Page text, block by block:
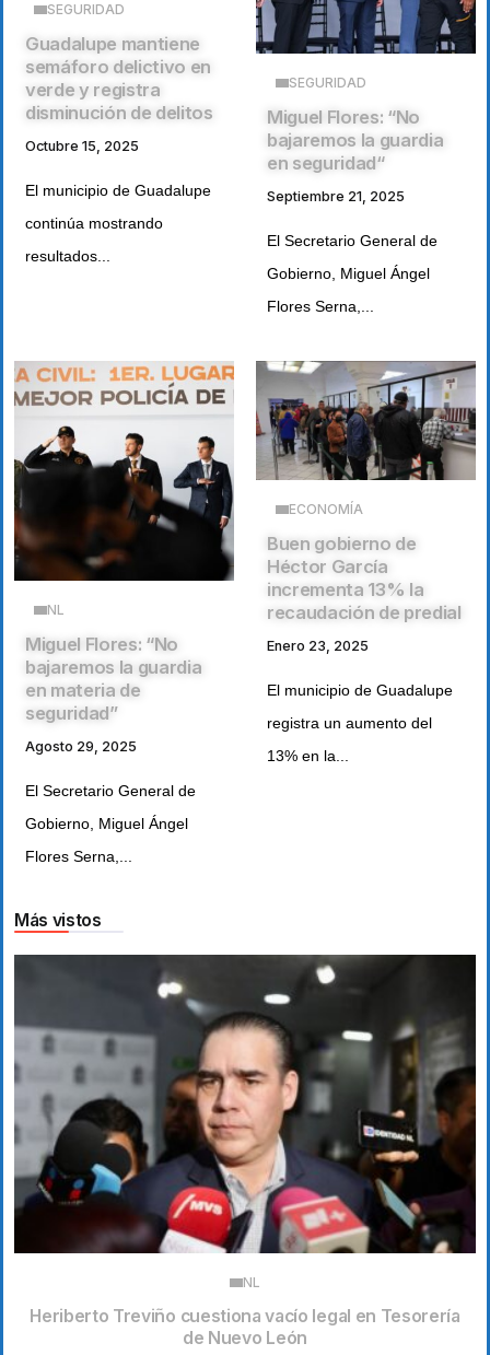
SEGURIDAD
Guadalupe mantiene
semáforo delictivo en
verde y registra
disminución de delitos
Octubre 15, 2025
El municipio de Guadalupe
continúa mostrando
resultados...
SEGURIDAD
Miguel Flores: “No
bajaremos la guardia
en seguridad“
Septiembre 21, 2025
El Secretario General de
Gobierno, Miguel Ángel
Flores Serna,...
NL
Miguel Flores: “No
bajaremos la guardia
en materia de
seguridad”
Agosto 29, 2025
El Secretario General de
Gobierno, Miguel Ángel
Flores Serna,...
ECONOMÍA
Buen gobierno de
Héctor García
incrementa 13% la
recaudación de predial
Enero 23, 2025
El municipio de Guadalupe
registra un aumento del
13% en la...
Más vistos
NL
Heriberto Treviño cuestiona vacío legal en Tesorería
de Nuevo León